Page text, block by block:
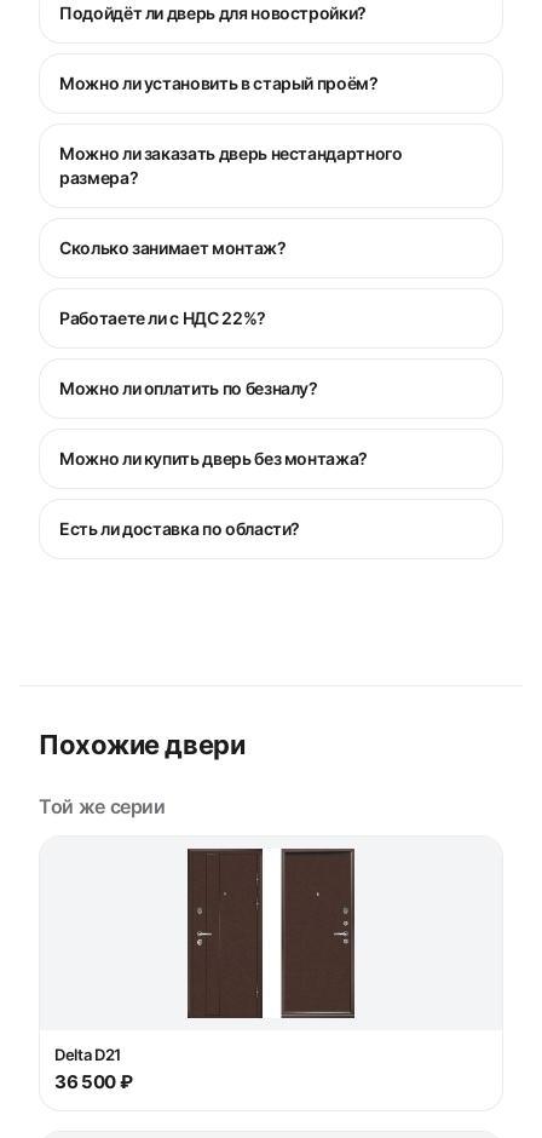
Подойдёт ли дверь для новостройки?
Можно ли установить в старый проём?
Можно ли заказать дверь нестандартного
размера?
Сколько занимает монтаж?
Работаете ли с НДС 22%?
Можно ли оплатить по безналу?
Можно ли купить дверь без монтажа?
Есть ли доставка по области?
Похожие двери
Той же серии
Delta D21
36 500 ₽